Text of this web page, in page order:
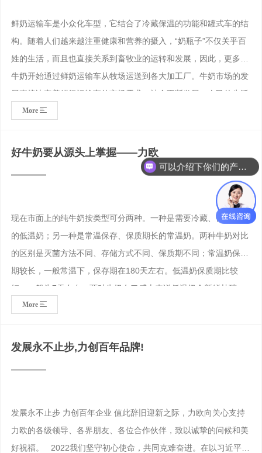
鲜奶运输车是小众化车型，它结合了冷藏保温的功能和罐式车的结
构。随着人们越来越注重健康和营养的摄入，“奶瓶子”不仅关乎百
姓的生活，而且也直接关系到畜牧业的运转和发展，因此，更多的
牛奶开始通过鲜奶运输车从牧场运送到各大加工厂。牛奶市场的发
展直接决定着鲜奶运输车的市场需求。社会不断发展，人民的生活
水平日益提高，牛奶以方便、营养等优点得到广大消费者高度认
的情况看，国家出台的一些扶持奶业发展相关政策措施，比如农业
机械购机补贴项目（牛奶运输车(罐)、牛奶冷却罐、全日粮饲料搅
拌车），让农业生产经营者得到实惠，这样可促使牧场不断扩建，
产奶量也大幅增长，牛奶运输需求随之增加，牛奶运输市场也越来
越好。
More
好牛奶要从源头上掌握——力欧
现在市面上的纯牛奶按类型可分两种。一种是需要冷藏、保质期短
的低温奶；另一种是常温保存、保质期长的常温奶。两种牛奶对比
的区别是灭菌方法不同、存储方式不同、保质期不同；常温奶保存
期较长，一般常温下，保存期在180天左右。低温奶保质期比较
短，一般为7天左右。两种牛奶在口感上来说低温奶会新鲜甘醇，
其实在营养成分上区别不是特别大，所以两种牛奶都可以放心喝。
对奶源质量要求有多高么？原奶质量和原奶存储有一点疏忽，就做
直接进入力欧牛奶运输车运往乳品厂。
More
发展永不止步,力创百年品牌!
发展永不止步 力创百年企业 值此辞旧迎新之际，力欧向关心支持
力欧的各级领导、各界朋友、各位合作伙伴，致以诚挚的问候和美
好祝福。 2022我们坚守初心使命，共同克难奋进。在以习近平同
可以介绍下你们的产品么？